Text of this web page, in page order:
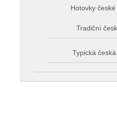
Hotovky
Tradiční
Typická